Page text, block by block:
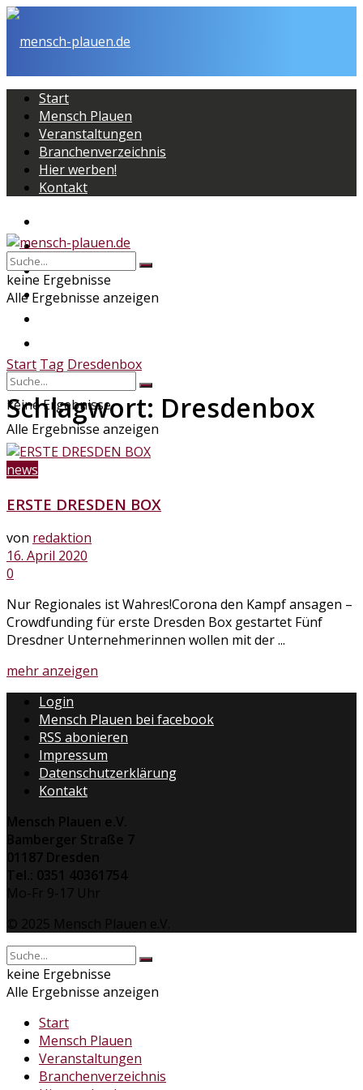
Start
Mensch Plauen
Veranstaltungen
Branchenverzeichnis
Hier werben!
Kontakt
Mensch Plauen
Veranstaltungen
Branchenverzeichnis
keine Ergebnisse
Alle Ergebnisse anzeigen
keine Ergebnisse
Alle Ergebnisse anzeigen
Start Tag Dresdenbox
Schlagwort: Dresdenbox
news
ERSTE DRESDEN BOX
von redaktion
16. April 2020
0
Nur Regionales ist Wahres!Corona den Kampf ansagen –
Crowdfunding für erste Dresden Box gestartet Fünf
Dresdner Unternehmerinnen wollen mit der ...
mehr anzeigen
Login
Mensch Plauen bei facebook
RSS abonieren
Impressum
Datenschutzerklärung
Kontakt
Mensch Plauen e.V.
Bamberger Straße 7
01187 Dresden
Tel.: 0351 40361754
Mo-Fr 9-17 Uhr
© 2025 Mensch Plauen e.V.
keine Ergebnisse
Alle Ergebnisse anzeigen
Start
Mensch Plauen
Veranstaltungen
Branchenverzeichnis